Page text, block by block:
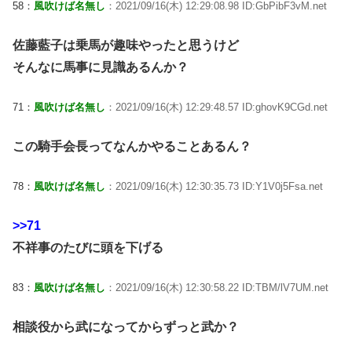
58： 風吹けば名無し ：2021/09/16(木) 12:29:08.98 ID:GbPibF3vM.net
佐藤藍子は乗馬が趣味やったと思うけど
そんなに馬事に見識あるんか？
71： 風吹けば名無し ：2021/09/16(木) 12:29:48.57 ID:ghovK9CGd.net
この騎手会長ってなんかやることあるん？
78： 風吹けば名無し ：2021/09/16(木) 12:30:35.73 ID:Y1V0j5Fsa.net
>>71
不祥事のたびに頭を下げる
83： 風吹けば名無し ：2021/09/16(木) 12:30:58.22 ID:TBM/lV7UM.net
相談役から武になってからずっと武か？